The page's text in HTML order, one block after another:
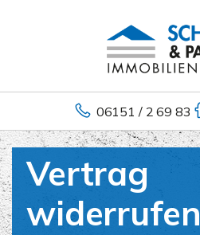
06151 / 2 69 83
Vertrag
widerrufen